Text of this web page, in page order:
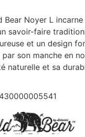
Bear Noyer L
savoir-faire
et un design
son manche en
naturelle et sa